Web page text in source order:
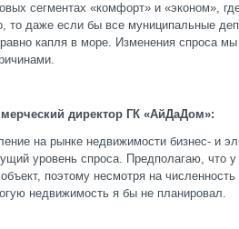
сегментах «комфорт» и «эконом»,
то даже если бы все муниципальные
капля в море. Изменения спроса
директор ГК «АйДаДом»:
на рынке недвижимости бизнес- и
уровень спроса. Предполагаю, что
поэтому несмотря на численность
недвижимость я бы не планировал.